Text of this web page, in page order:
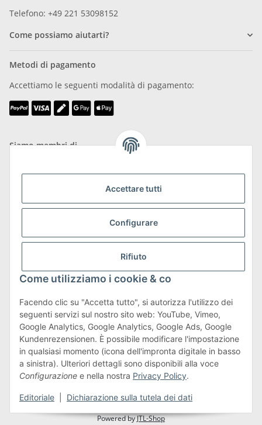
Accettare tutti
Configurare
Rifiuto
Come utilizziamo i cookie & co
Facendo clic su "Accetta tutto", si autorizza l'utilizzo dei
seguenti servizi sul nostro sito web: YouTube, Vimeo,
Google Analytics, Google Analytics, Google Ads, Google
Kundenrezensionen. È possibile modificare l'impostazione
in qualsiasi momento (icona dell'impronta digitale in basso
a sinistra). Ulteriori dettagli sono disponibili alla voce
Configurazione e nella nostra Privacy Policy.
Editoriale Dichiarazione sulla tutela dei dati
Telefono: +49 221 53098152
Come possiamo aiutarti?
Metodi di pagamento
Accettiamo le seguenti modalità di pagamento:
Siamo membri di
Maggiori informazioni su spedizioni e resi
Termini e condizioni
#global.withdrawalForm#
Powered byJTL-Shop